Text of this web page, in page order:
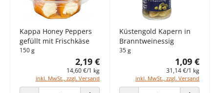
Kappa Honey Peppers
gefüllt mit Frischkäse
150 g
2,19 €
14,60 €/1 kg
inkl. MwSt., zzgl. Versand
Küstengold Kapern in
Branntweinessig
35 g
1,09 €
31,14 €/1 kg
inkl. MwSt., zzgl. Versand